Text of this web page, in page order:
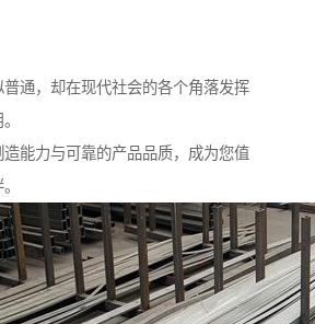
通，却在现代社会的各个角落发挥
能力与可靠的产品品质，成为您值